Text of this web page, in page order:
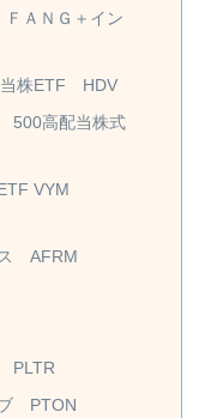
ＡＮＧ＋イン
株ETF HDV
500高配当株式
VYM
ス AFRM
PLTR
PTON